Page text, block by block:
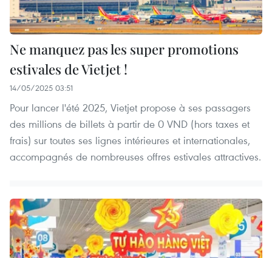
Ne manquez pas les super promotions
estivales de Vietjet !
14/05/2025 03:51
Pour lancer l'été 2025, Vietjet propose à ses passagers
des millions de billets à partir de 0 VND (hors taxes et
frais) sur toutes ses lignes intérieures et internationales,
accompagnés de nombreuses offres estivales attractives.